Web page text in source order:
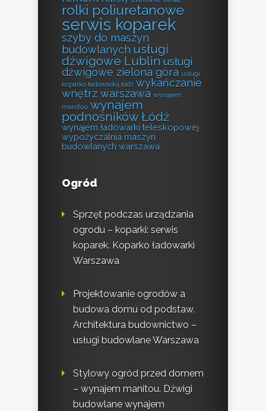
rolki poliuretanowe
serwis koparek
szyby do maszyn
budowlanych usługi
dźwigowe Lublin usługi
dźwigowe zielona góra usługi
koparko ładowarką łódź wykańczanie
wnętrz warszawa wynajem
manitou wynajem
podnośników Łódź
wynajem ładowarki teleskopowej
wypożyczalnia maszyn
budowlanych warszawa
Ogród
Sprzęt podczas urządzania
ogrodu – koparki: serwis
koparek. Koparko ładowarki
Warszawa
Projektowanie ogrodów a
budowa domu od podstaw.
Architektura budownictwo –
usługi budowlane Warszawa
Stylowy ogród przed domem
– wynajem manitou. Dźwigi
budowlane wynajem